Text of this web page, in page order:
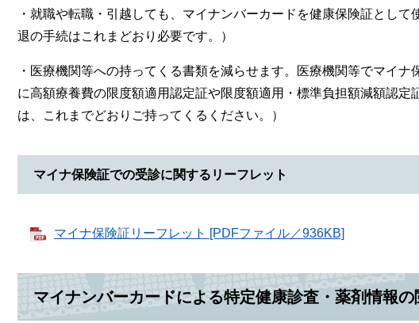
・就職や転職・引越しても、マイナンバーカードを健康保険証とし
退の手続はこれまどおり必要です。）
・医療機関等への持ってくる書類を減らせます。医療機関等でマイ
に高額療養費の限度額適用認定証や限度額適用・標準負担額減額認
は、これまでどおりご持ってくるください。）
マイナ保険証での受診に関するリーフレット
マイナ保険証リーフレット [PDFファイル／936KB]
マイナンバーカードによる特定健康診査・薬剤情報